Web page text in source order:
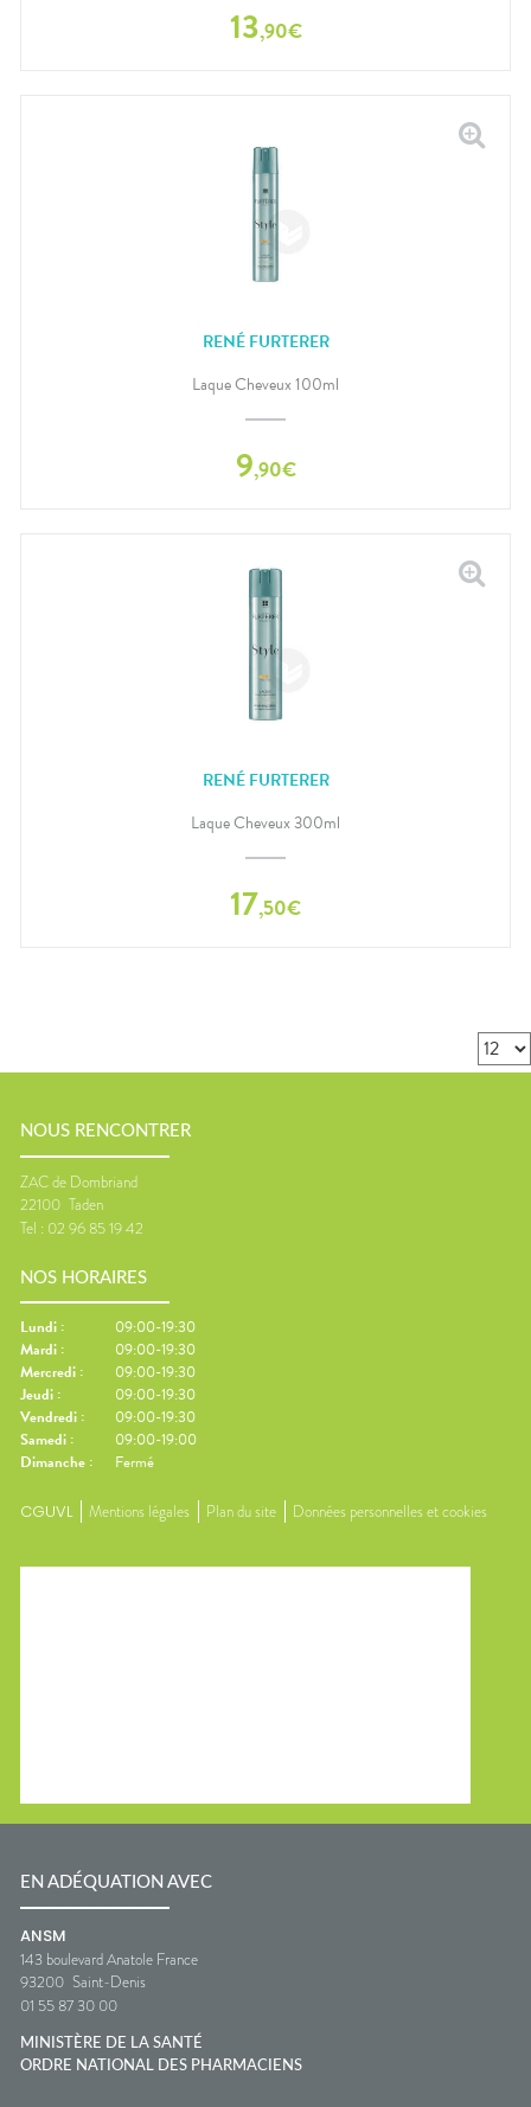
13,90€
RENÉ FURTERER
Laque Cheveux 100ml
9,90€
RENÉ FURTERER
Laque Cheveux 300ml
17,50€
NOUS RENCONTRER
ZAC de Dombriand
22100 Taden
Tel : 02 96 85 19 42
NOS HORAIRES
Lundi :
09:00-19:30
Mardi :
09:00-19:30
Mercredi :
09:00-19:30
Jeudi :
09:00-19:30
Vendredi :
09:00-19:30
Samedi :
09:00-19:00
Dimanche : Fermé
CGUVL Mentions légales Plan du site Données personnelles et cookies
EN ADÉQUATION AVEC
ANSM
143 boulevard Anatole France
93200 Saint-Denis
01 55 87 30 00
MINISTÈRE DE LA SANTÉ
ORDRE NATIONAL DES PHARMACIENS